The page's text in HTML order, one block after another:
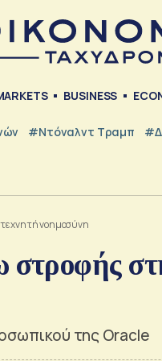
BUSINESS
#Ντόναλντ Τραμπ
νοημοσύνη
στροφής
της Oracle